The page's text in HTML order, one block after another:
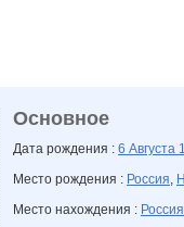
Основное
Дата рождения : 6 Августа
Место рождения : Россия,
Место нахождения : Россия